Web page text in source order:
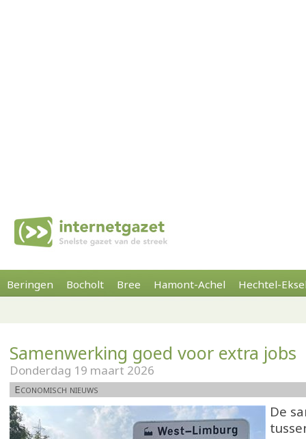
Beringen Bocholt Bree Hamont-Achel Hechtel-
Samenwerking goed voor extra jobs
Donderdag 19 maart 2026
Economisch nieuws
De